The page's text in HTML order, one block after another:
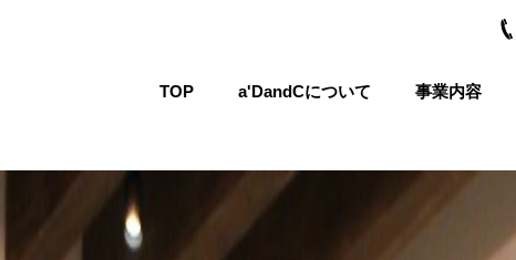
TOP a'DandCについて 事業内容